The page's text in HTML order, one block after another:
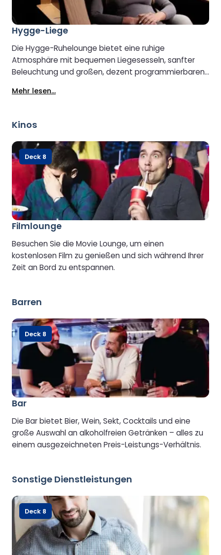
Hygge-Liege
Die Hygge-Ruhelounge bietet eine ruhige
Atmosphäre mit bequemen Liegesesseln, sanfter
Beleuchtung und großen, dezent programmierbaren
gemütlich und genießen Sie kostenlosen Tee oder
ist die Lounge erst ab 8 Jahren zugänglich.
Mehr lesen...
Kinos
Filmlounge
Besuchen Sie die Movie Lounge, um einen
kostenlosen Film zu genießen und sich während Ihrer
Zeit an Bord zu entspannen.
Deck 8
Barren
Bar
Die Bar bietet Bier, Wein, Sekt, Cocktails und eine
große Auswahl an alkoholfreien Getränken – alles zu
einem ausgezeichneten Preis-Leistungs-Verhältnis.
Deck 8
Sonstige Dienstleistungen
Deck 8